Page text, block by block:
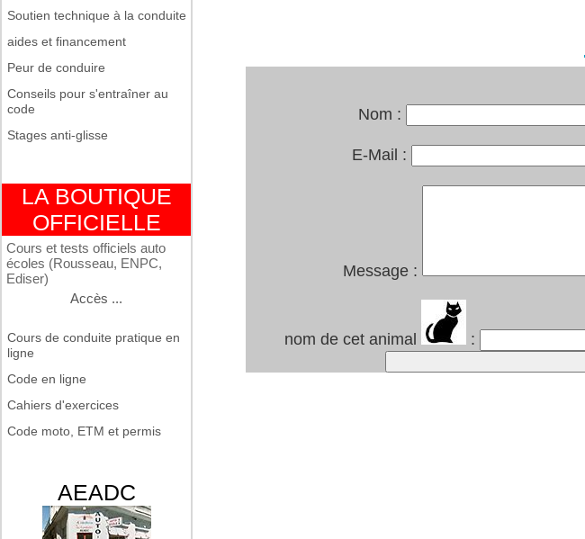
Soutien technique à la conduite
aides et financement
Peur de conduire
Conseils pour s'entraîner au
code
Stages anti-glisse
LA BOUTIQUE
OFFICIELLE
Cours et tests officiels auto
écoles (Rousseau, ENPC,
Ediser)
Accès ...
Cours de conduite pratique en
ligne
Code en ligne
Cahiers d'exercices
Code moto, ETM et permis
AEADC
Nom :
E-Mail :
Message :
nom de cet animal :